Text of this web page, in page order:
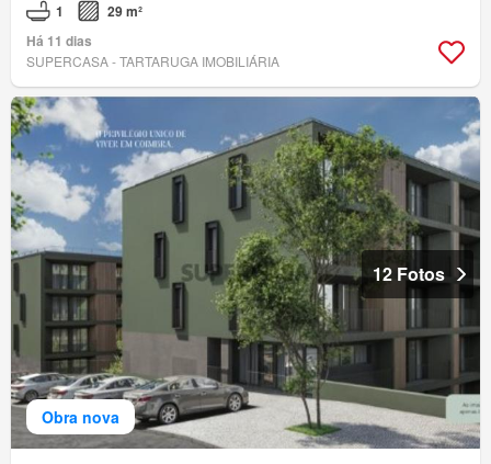
1
29 m²
Há 11 dias
SUPERCASA - TARTARUGA IMOBILIÁRIA
Obra nova
12 Fotos